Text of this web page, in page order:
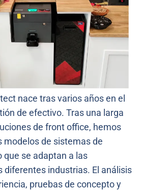
nace tras varios años en el
de efectivo. Tras una larga
de front office, hemos
modelos de sistemas de
que se adaptan a las
diferentes industrias. El análisis
pruebas de concepto y